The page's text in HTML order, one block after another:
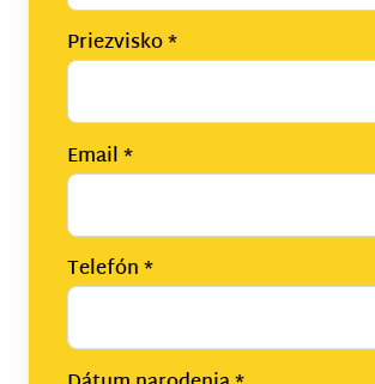
Priezvisko*
Email*
Telefón*